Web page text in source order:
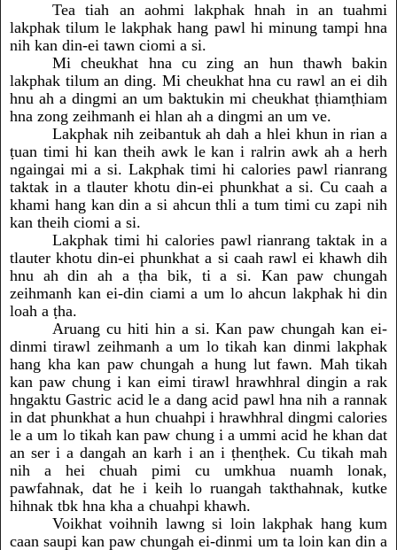
Tea tiah an aohmi lakphak hnah in an tuahmi
lakphak tilum le lakphak hang pawl hi minung tampi hna
nih kan din-ei tawn ciomi a si.
Mi cheukhat hna cu zing an hun thawh bakin
lakphak tilum an ding. Mi cheukhat hna cu rawl an ei dih
hnu ah a dingmi an um baktukin mi cheukhat ṭhiamṭhiam
hna zong zeihmanh ei hlan ah a dingmi an um ve.
Lakphak nih zeibantuk ah dah a hlei khun in rian a
ṭuan timi hi kan theih awk le kan i ralrin awk ah a herh
ngaingai mi a si. Lakphak timi hi calories pawl rianrang
taktak in a tlauter khotu din-ei phunkhat a si. Cu caah a
khami hang kan din a si ahcun thli a tum timi cu zapi nih
kan theih ciomi a si.
Lakphak timi hi calories pawl rianrang taktak in a
tlauter khotu din-ei phunkhat a si caah rawl ei khawh dih
hnu ah din ah a ṭha bik, ti a si. Kan paw chungah
zeihmanh kan ei-din ciami a um lo ahcun lakphak hi din
loah a ṭha.
Aruang cu hiti hin a si. Kan paw chungah kan ei-
dinmi tirawl zeihmanh a um lo tikah kan dinmi lakphak
hang kha kan paw chungah a hung lut fawn. Mah tikah
kan paw chung i kan eimi tirawl hrawhhral dingin a rak
hngaktu Gastric acid le a dang acid pawl hna nih a rannak
in dat phunkhat a hun chuahpi i hrawhhral dingmi calories
le a um lo tikah kan paw chung i a ummi acid he khan dat
an ser i a dangah an karh i an i ṭhenṭhek. Cu tikah mah
nih a hei chuah pimi cu umkhua nuamh lonak,
pawfahnak, dat he i keih lo ruangah takthahnak, kutke
hihnak tbk hna kha a chuahpi khawh.
Voikhat voihnih lawng si loin lakphak hang kum
caan saupi kan paw chungah ei-dinmi um ta loin kan din a